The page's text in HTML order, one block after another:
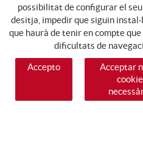
possibilitat de configurar el
desitja, impedir que siguin
que haurà de tenir en compte
dificultats de
Accepto
Acceptar